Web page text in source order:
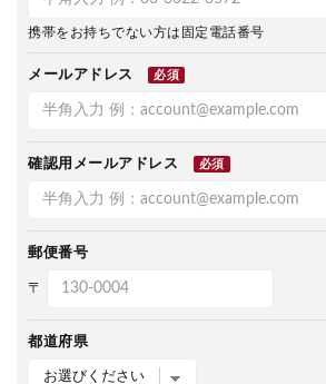
携帯をお持ちでない方は固定電話番号
メールアドレス 必須
確認用メールアドレス 必須
郵便番号
〒
都道府県